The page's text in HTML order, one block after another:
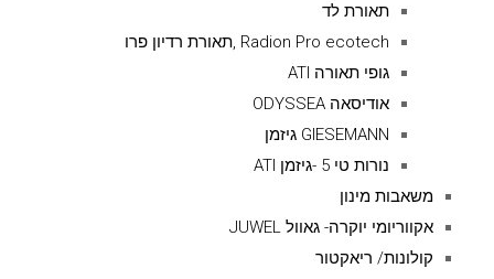
תאורת לד
Radion Pro ecotech ,תאורת רדיון פרו
גופי תאורה ATI
אודיסאה ODYSSEA
GIESEMANN גיזמן
נורות טי 5 -גיזמן ATI
משאבות מינון
אקווריומי יוקרה- גאוול JUWEL
קולונות/ ריאקטור